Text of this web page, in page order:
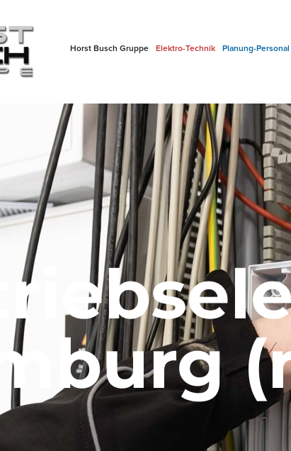
Horst Busch Gruppe Elektro-Technik Planung-Personal